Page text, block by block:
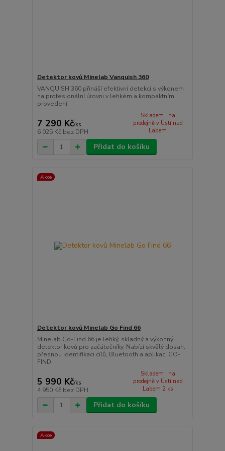
Detektor kovů Minelab Vanquish 360
VANQUISH 360 přináší efektivní detekci s výkonem
na profesionální úrovni v lehkém a kompaktním
provedení.
7 290 Kč/ks
6 025 Kč bez DPH
Skladem i na
prodejně v Ústí nad
Labem
Přidat do košíku
Akce
Detektor kovů Minelab Go Find 66
Minelab Go-Find 66 je lehký, skladný a výkonný
detektor kovů pro začátečníky. Nabízí skvělý dosah,
přesnou identifikaci cílů, Bluetooth a aplikaci GO-
FIND.
5 990 Kč/ks
4 950 Kč bez DPH
Skladem i na
prodejně v Ústí nad
Labem 2 ks
Přidat do košíku
Akce